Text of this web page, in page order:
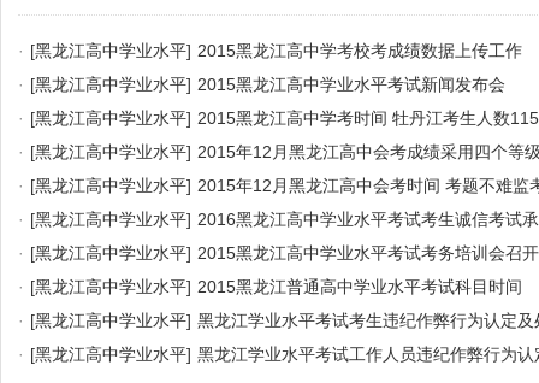
· [黑龙江高中学业水平] 2015黑龙江高中学考校考成绩数据上传工作
· [黑龙江高中学业水平] 2015黑龙江高中学业水平考试新闻发布会
· [黑龙江高中学业水平] 2015黑龙江高中学考时间 牡丹江考生人数
· [黑龙江高中学业水平] 2015年12月黑龙江高中会考成绩采用四个等
· [黑龙江高中学业水平] 2015年12月黑龙江高中会考时间 考题不难监
· [黑龙江高中学业水平] 2016黑龙江高中学业水平考试考生诚信考试
· [黑龙江高中学业水平] 2015黑龙江高中学业水平考试考务培训会召
· [黑龙江高中学业水平] 2015黑龙江普通高中学业水平考试科目时间
· [黑龙江高中学业水平] 黑龙江学业水平考试考生违纪作弊行为认定及
· [黑龙江高中学业水平] 黑龙江学业水平考试工作人员违纪作弊行为